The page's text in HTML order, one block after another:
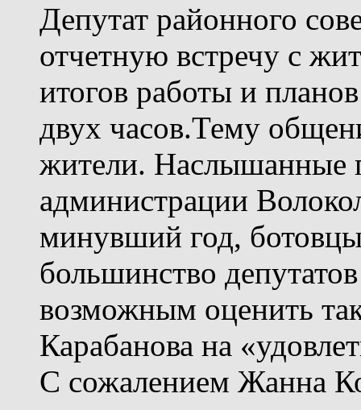
Депутат районного
отчетную встречу с
итогов работы и
двух часов.Тему
жители. Наслышанные
администрации
минувший год,
большинство
возможным оценить
Карабанова на
С сожалением Жанна